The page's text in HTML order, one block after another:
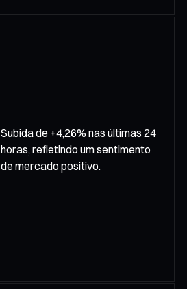
Subida de +4,26% nas últimas 24
horas, refletindo um sentimento
de mercado positivo.